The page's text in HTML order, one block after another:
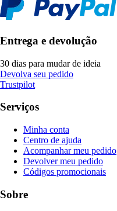
Entrega e devolução
30 dias para mudar de ideia
Devolva seu pedido
Trustpilot
Serviços
Minha conta
Centro de ajuda
Acompanhar meu pedido
Devolver meu pedido
Códigos promocionais
Sobre